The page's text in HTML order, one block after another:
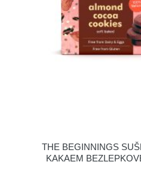
THE BEGINNINGS
KAKAEM